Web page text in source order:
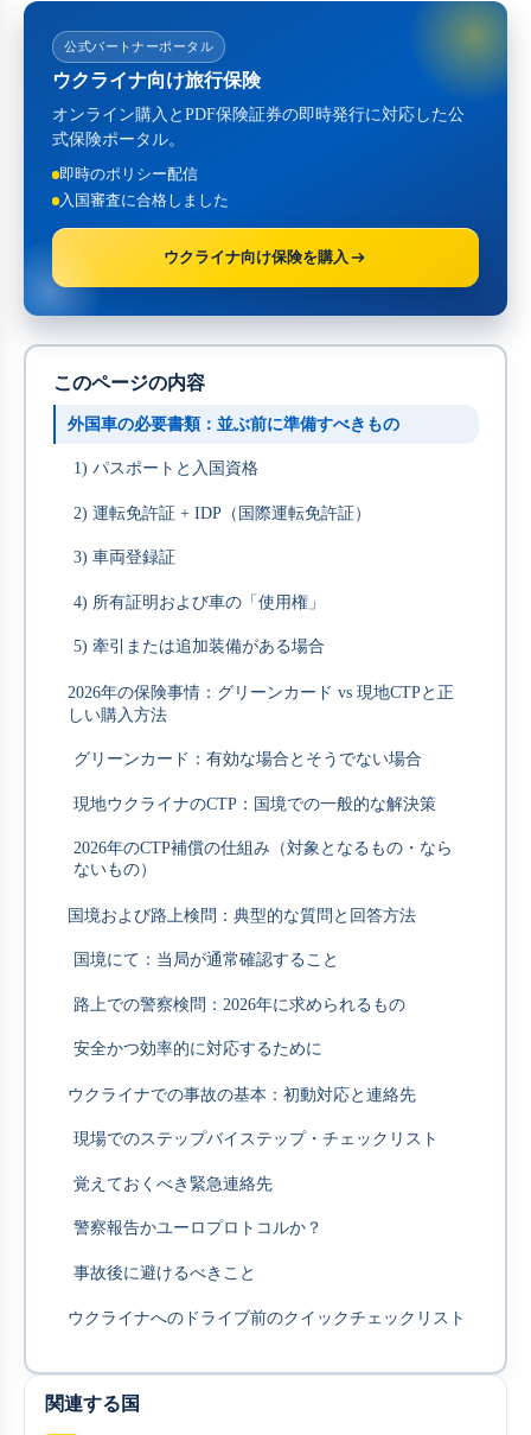
公式パートナーポータル
ウクライナ向け旅行保険
オンライン購入とPDF保険証券の即時発行に対応した公
式保険ポータル。
即時のポリシー配信
入国審査に合格しました
ウクライナ向け保険を購入
このページの内容
外国車の必要書類：並ぶ前に準備すべきもの
1) パスポートと入国資格
2) 運転免許証 + IDP（国際運転免許証）
3) 車両登録証
4) 所有証明および車の「使用権」
5) 牽引または追加装備がある場合
2026年の保険事情：グリーンカード vs 現地CTPと正
しい購入方法
グリーンカード：有効な場合とそうでない場合
現地ウクライナのCTP：国境での一般的な解決策
2026年のCTP補償の仕組み（対象となるもの・なら
ないもの）
国境および路上検問：典型的な質問と回答方法
国境にて：当局が通常確認すること
路上での警察検問：2026年に求められるもの
安全かつ効率的に対応するために
ウクライナでの事故の基本：初動対応と連絡先
現場でのステップバイステップ・チェックリスト
覚えておくべき緊急連絡先
警察報告かユーロプロトコルか？
事故後に避けるべきこと
ウクライナへのドライブ前のクイックチェックリスト
関連する国